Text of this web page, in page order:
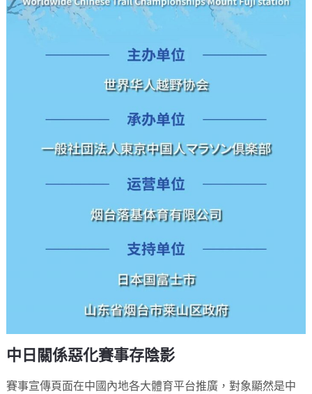
中日關係惡化賽事存陰影
賽事宣傳頁面在中國內地各大體育平台推廣，對象顯然是中